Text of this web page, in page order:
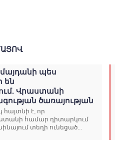
պես
են
Վրաստանի
ծառայության
է, որ
համար դիտարկում
տեղի ունեցած...